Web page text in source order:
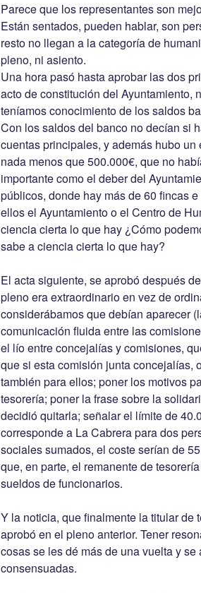
Parece que los representantes son
Están sentados, pueden hablar, son
resto no llegan a la categoría de
pleno, ni asiento.
Una hora pasó hasta aprobar las dos
acto de constitución del Ayuntamiento,
teníamos conocimiento de los saldos
Con los saldos del banco no decían si
cuentas principales, y además hubo
nada menos que 500.000€, que no
importante como el deber del
públicos, donde hay más de 60 fincas
ellos el Ayuntamiento o el Centro de
ciencia cierta lo que hay ¿Cómo
sabe a ciencia cierta lo que hay?
El acta siguiente, se aprobó después
pleno era extraordinario en vez de
considerábamos que debían aparecer
comunicación fluida entre las
el lío entre concejalías y comisiones,
que si esta comisión junta
también para ellos; poner los motivos
tesorería; poner la frase sobre la
decidió quitarla; señalar el límite de
corresponde a La Cabrera para dos
sociales sumados, el coste serían de
que, en parte, el remanente de
sueldos de funcionarios.
Y la noticia, que finalmente la titular de
aprobó en el pleno anterior. Tener
cosas se les dé más de una vuelta y
consensuadas.